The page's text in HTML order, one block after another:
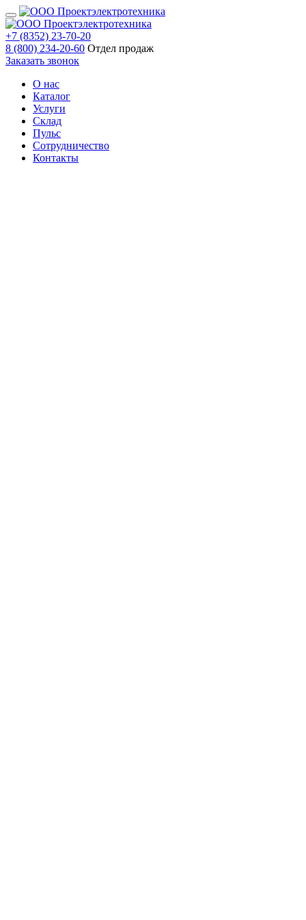
+7 (8352) 23-70-20
8 (800) 234-20-60 Отдел продаж
Заказать звонок
О нас
Каталог
Услуги
Склад
Пульс
Сотрудничество
Контакты